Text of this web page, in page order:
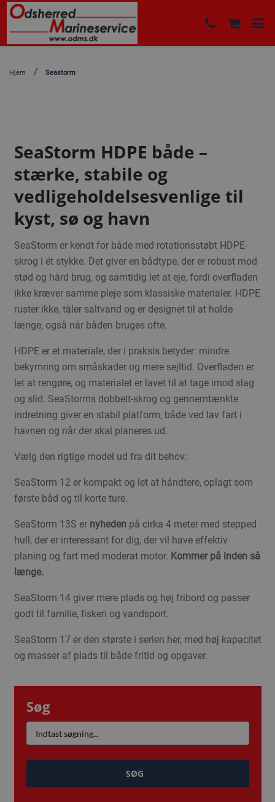
Hjem Seastorm
SeaStorm HDPE både –
stærke, stabile og
vedligeholdelsesvenlige til
kyst, sø og havn
SeaStorm er kendt for både med rotationsstøbt HDPE-
skrog i ét stykke. Det giver en bådtype, der er robust mod
stød og hård brug, og samtidig let at eje, fordi overfladen
ikke kræver samme pleje som klassiske materialer. HDPE
ruster ikke, tåler saltvand og er designet til at holde
længe, også når båden bruges ofte.
HDPE er et materiale, der i praksis betyder: mindre
bekymring om småskader og mere sejltid. Overfladen er
let at rengøre, og materialet er lavet til at tage imod slag
og slid. SeaStorms dobbelt-skrog og gennemtænkte
indretning giver en stabil platform, både ved lav fart i
havnen og når der skal planeres ud.
Vælg den rigtige model ud fra dit behov:
SeaStorm 12 er kompakt og let at håndtere, oplagt som
første båd og til korte ture.
SeaStorm 13S er nyheden på cirka 4 meter med stepped
hull, der er interessant for dig, der vil have effektiv
planing og fart med moderat motor. Kommer på inden så
længe.
SeaStorm 14 giver mere plads og høj fribord og passer
godt til familie, fiskeri og vandsport.
SeaStorm 17 er den største i serien her, med høj kapacitet
og masser af plads til både fritid og opgaver.
Søg
SØG